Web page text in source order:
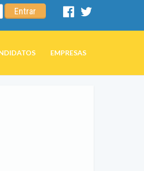
Entrar
Facebook
EMPRESAS